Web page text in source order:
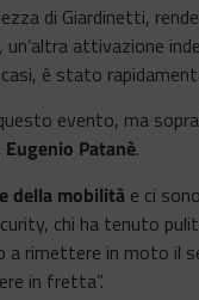
di Giardinetti,
attivazione
è stato
evento, ma
Eugenio Patanè.
della mobilità e ci
chi ha tenuto
rimettere in moto il
in fretta”.